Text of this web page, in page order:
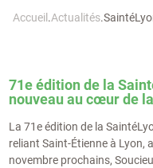
Accueil Actualités
71e édition de la
nouveau au cœur de
La 71e édition de la
reliant Saint-Étienne à Lyon,
novembre prochains,